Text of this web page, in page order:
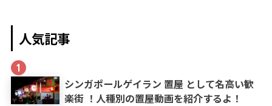
人気記事
1
シンガポールゲイラン 置屋 として名高い歓
楽街 ！人種別の置屋動画を紹介するよ！